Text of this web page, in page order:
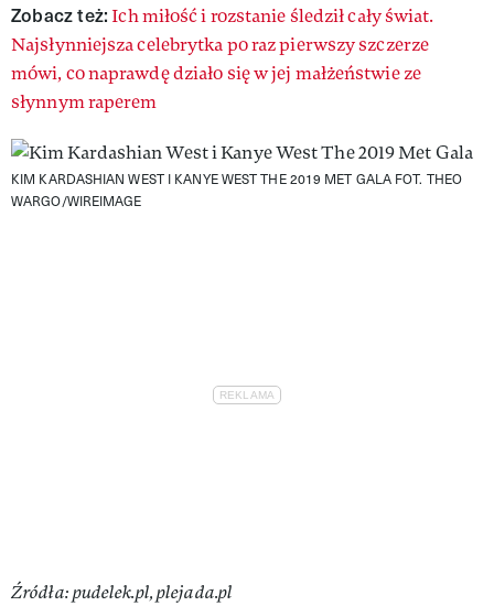
Zobacz też: Ich miłość i rozstanie śledził cały świat.
Najsłynniejsza celebrytka po raz pierwszy szczerze
mówi, co naprawdę działo się w jej małżeństwie ze
słynnym raperem
KIM KARDASHIAN WEST I KANYE WEST THE 2019 MET GALA FOT. THEO
WARGO/WIREIMAGE
Źródła: pudelek.pl, plejada.pl